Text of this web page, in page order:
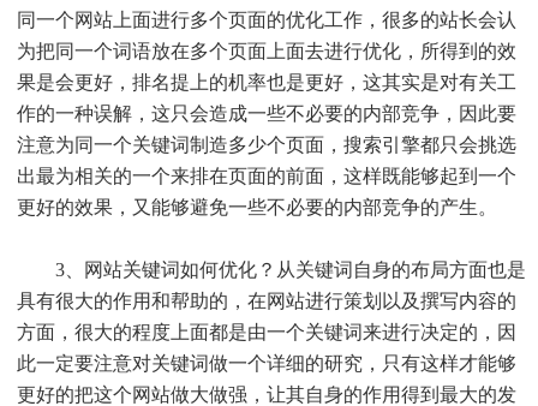
同一个网站上面进行多个页面的优化工作，很多的站长会认
为把同一个词语放在多个页面上面去进行优化，所得到的效
果是会更好，排名提上的机率也是更好，这其实是对有关工
作的一种误解，这只会造成一些不必要的内部竞争，因此要
注意为同一个关键词制造多少个页面，搜索引擎都只会挑选
出最为相关的一个来排在页面的前面，这样既能够起到一个
更好的效果，又能够避免一些不必要的内部竞争的产生。
3、网站关键词如何优化？从关键词自身的布局方面也是
具有很大的作用和帮助的，在网站进行策划以及撰写内容的
方面，很大的程度上面都是由一个关键词来进行决定的，因
此一定要注意对关键词做一个详细的研究，只有这样才能够
更好的把这个网站做大做强，让其自身的作用得到最大的发